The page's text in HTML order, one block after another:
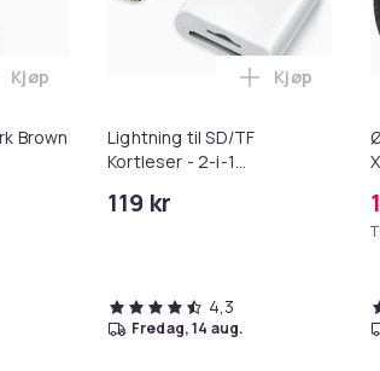
- Trimmer for Poter i handlekurven
Brown
Legg Toppik - 27,5g - Dark Brown -
Kjøp
Lightning til SD/TF
Kortleser - 2-i-1
iPhone/iPad
119 kr
Legg
Kjøp
4,3
fredag, 14 aug.